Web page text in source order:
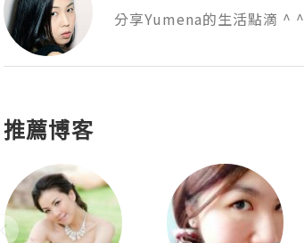
分享Yumena的生活點滴 ^ ^
推薦博客